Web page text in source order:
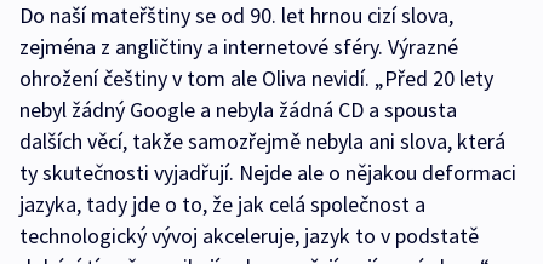
Do naší mateřštiny se od 90. let hrnou cizí slova,
zejména z angličtiny a internetové sféry. Výrazné
ohrožení češtiny v tom ale Oliva nevidí. „Před 20 lety
nebyl žádný Google a nebyla žádná CD a spousta
dalších věcí, takže samozřejmě nebyla ani slova, která
ty skutečnosti vyjadřují. Nejde ale o nějakou deformaci
jazyka, tady jde o to, že jak celá společnost a
technologický vývoj akceleruje, jazyk to v podstatě